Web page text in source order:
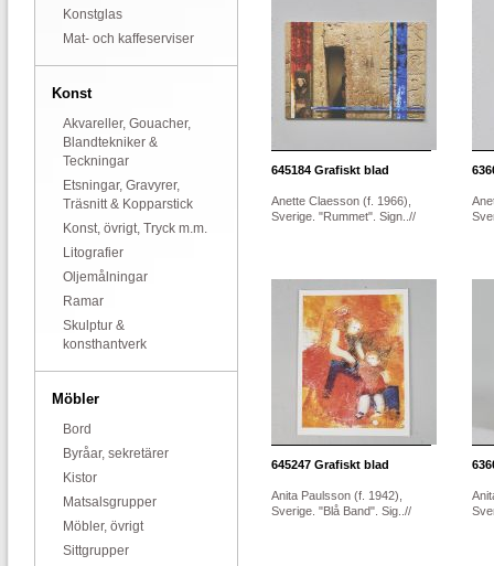
Konstglas
Mat- och kaffeserviser
Konst
Akvareller, Gouacher,
Blandtekniker &
Teckningar
Etsningar, Gravyrer,
Träsnitt & Kopparstick
Konst, övrigt, Tryck m.m.
Litografier
Oljemålningar
Ramar
Skulptur &
konsthantverk
Möbler
Bord
Byråar, sekretärer
Kistor
Matsalsgrupper
Möbler, övrigt
Sittgrupper
645184 Grafiskt blad
Anette Claesson (f. 1966),
Sverige. "Rummet". Sign..//
645247 Grafiskt blad
Anita Paulsson (f. 1942),
Sverige. "Blå Band". Sig..//